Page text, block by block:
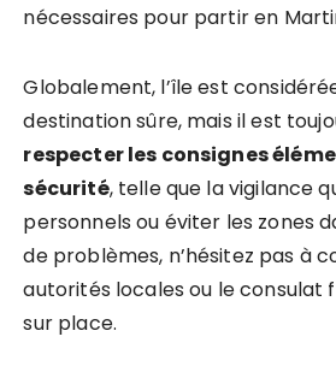
nécessaires pour partir en
Globalement, l’île est
destination sûre, mais il est
respecter les consignes
sécurité, telle que la vigilance
personnels ou éviter les zones
de problèmes, n’hésitez pas à
autorités locales ou le consulat
sur place.